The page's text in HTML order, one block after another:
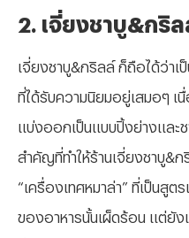
2. เจี่ยงชาบู&กริล
เจี่ยงชาบู&กริลล์ ก็ถือได้ว่าเ
ที่ได้รับความนิยมอยู่เสมอๆ เ
แบ่งออกเป็นแบบปิ้งย่างและ
สำคัญที่ทำให้ร้านเจี่ยงชาบู&
“เครื่องเทศหมาล่า” ที่เป็นสูต
ของอาหารนั้นเผ็ดร้อน แต่ยั